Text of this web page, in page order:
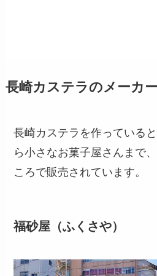
長崎カステラのメーカー
長崎カステラを作っている
ら小さなお菓子屋さんまで
ころで販売されています。
福砂屋（ふくさや）